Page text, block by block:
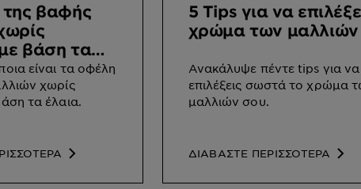
βαφής
βάση τα
είναι τα οφέλη
χωρίς
τα έλαια.
5 Tips για να
χρώμα των
Ανακάλυψε πέντε tips για να
επιλέξεις σωστά το χρώμα
μαλλιών σου.
ΔΙΑΒΑΣΤΕ ΠΕΡΙΣΣΟΤΕΡΑ